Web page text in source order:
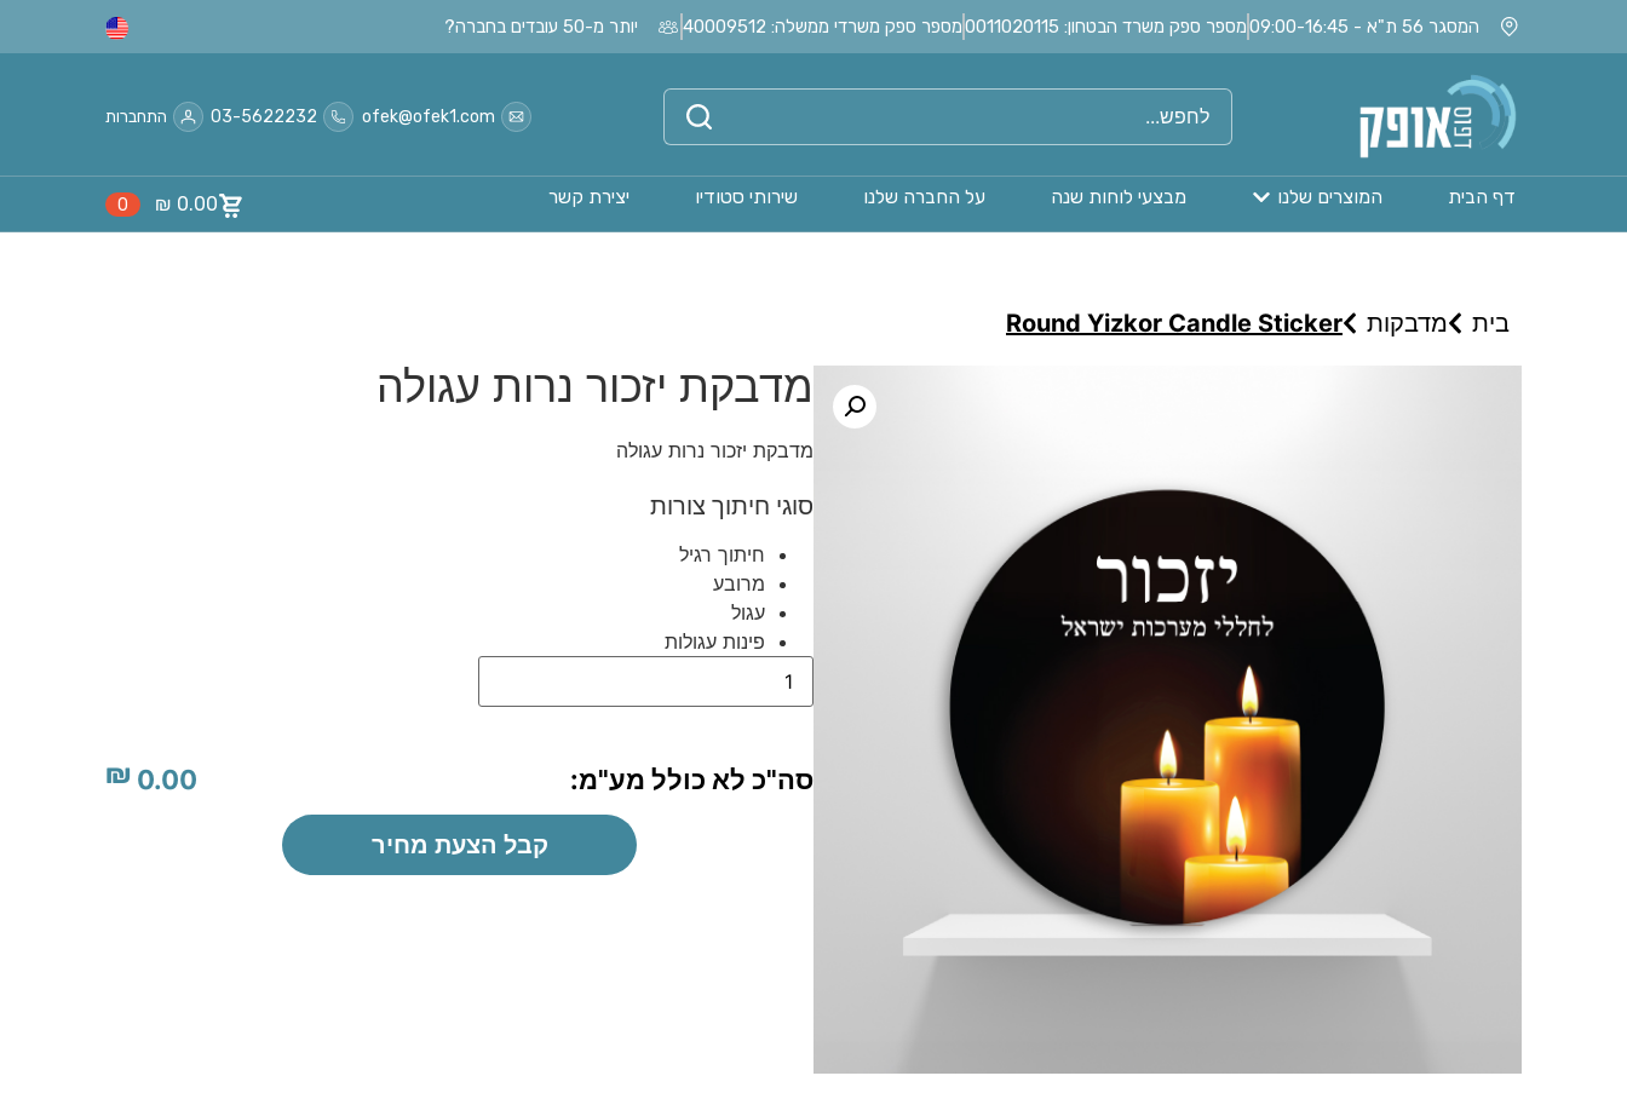
המסגר 56 ת"א - 09:00-16:45 מספר ספק משרד הבטחון: 0011020115 מספר ספק משרדי ממשלה: 40009512 יותר מ-50 עובדים בחברה?
ofek@ofek1.com
03-5622232 התחברות
דף הבית המוצרים שלנו מבצעי לוחות שנה על החברה שלנו שירותי סטודיו יצירת קשר ₪ 0.00
0
בית מדבקות Round Yizkor Candle Sticker
מדבקת יזכור נרות עגולה
מדבקת יזכור נרות עגולה
סוגי חיתוך צורות
חיתוך רגיל
מרובע
עגול
פינות עגולות
סה"כ לא כולל מע"מ: ₪ 0.00
קבל הצעת מחיר